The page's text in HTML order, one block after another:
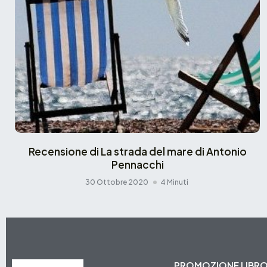
Recensione di La strada del mare di Antonio
Pennacchi
30 Ottobre 2020 4 Minuti
PROMOZIONE LIBRO